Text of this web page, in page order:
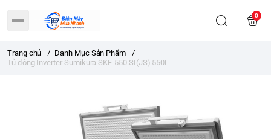
0
Trang chủ / Danh Mục Sản Phẩm
/
Tủ đông Inverter Sumikura SKF-550.SI(JS) 550L